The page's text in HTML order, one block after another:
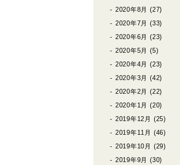
2020年8月 (27)
2020年7月 (33)
2020年6月 (23)
2020年5月 (5)
2020年4月 (23)
2020年3月 (42)
2020年2月 (22)
2020年1月 (20)
2019年12月 (25)
2019年11月 (46)
2019年10月 (29)
2019年9月 (30)